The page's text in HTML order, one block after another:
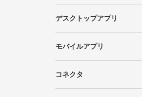
デスクトップアプリ
モバイルアプリ
コネクタ